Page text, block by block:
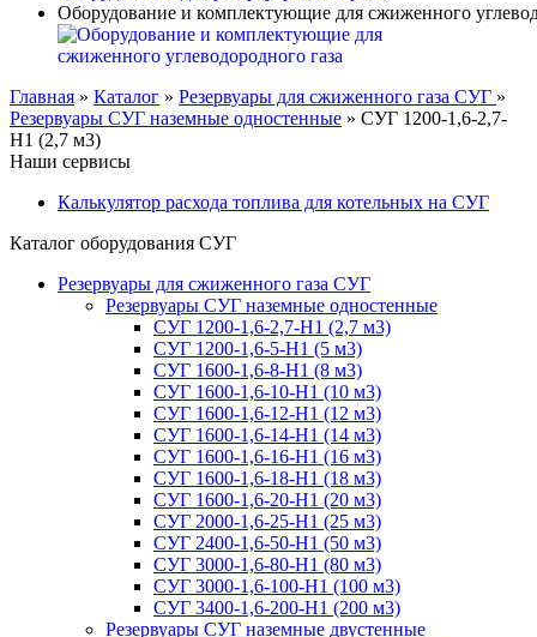
Оборудование и комплектующие для сжиженного
Главная » Каталог » Резервуары для сжиженного газа СУГ »
Резервуары СУГ наземные одностенные » СУГ 1200-1,6-2,7-
Н1 (2,7 м3)
Наши сервисы
Калькулятор расхода топлива для котельных на СУГ
Каталог оборудования СУГ
Резервуары для сжиженного газа СУГ
Резервуары СУГ наземные одностенные
СУГ 1200-1,6-2,7-Н1 (2,7 м3)
СУГ 1200-1,6-5-Н1 (5 м3)
СУГ 1600-1,6-8-Н1 (8 м3)
СУГ 1600-1,6-10-Н1 (10 м3)
СУГ 1600-1,6-12-Н1 (12 м3)
СУГ 1600-1,6-14-Н1 (14 м3)
СУГ 1600-1,6-16-Н1 (16 м3)
СУГ 1600-1,6-18-Н1 (18 м3)
СУГ 1600-1,6-20-Н1 (20 м3)
СУГ 2000-1,6-25-Н1 (25 м3)
СУГ 2400-1,6-50-Н1 (50 м3)
СУГ 3000-1,6-80-Н1 (80 м3)
СУГ 3000-1,6-100-Н1 (100 м3)
СУГ 3400-1,6-200-Н1 (200 м3)
Резервуары СУГ наземные двустенные